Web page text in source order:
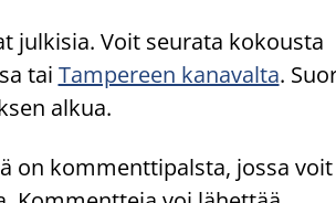
julkisia. Voit seurata kokousta
tai Tampereen kanavalta.
alkua.
on kommenttipalsta, jossa